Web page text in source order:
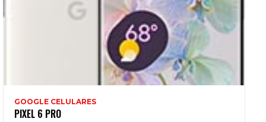
GOOGLE CELULARES
PIXEL 6 PRO